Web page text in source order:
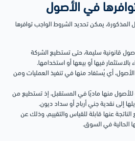
في الأصول
يمكن تحديد الشروط الواجب توافرها
قانونية سليمة، حتى تستطيع الشركة
فيها أو بيعها أو استخدامها.
أي يُستفاد منها في تنفيذ العمليات ومن
للأصول منها ماديًا في المستقبل، إذ تستطيع من
إلى نقدية جني أرباح أو سداد ديون.
عنها قابلة للقياس والتقييم، وذلك عن
الحالية في السوق.